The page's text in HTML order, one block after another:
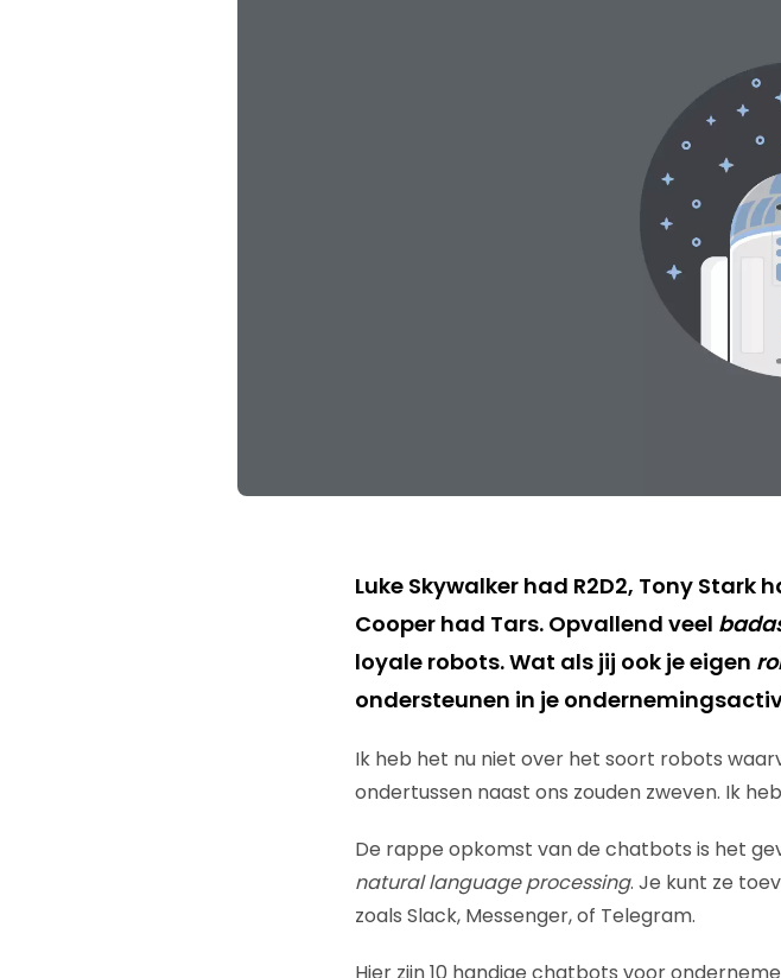
Luke Skywalker had R2D2, Tony Stark
Cooper had Tars. Opvallend veel
loyale robots.​ Wat als jij ook je eigen
ondersteunen in je
Ik heb het nu niet over het soort robots
ondertussen naast ons zouden zweven. Ik
De rappe opkomst van de chatbots is het
natural language processing. Je kunt ze
zoals Slack, Messenger, of Telegram.
Hier zijn 10 handige chatbots voor